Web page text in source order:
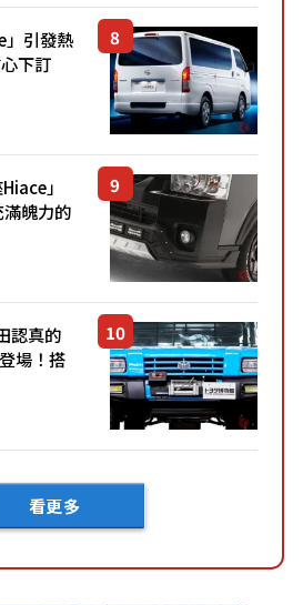
引發熱
下訂
最
」
魄力的
「豪華
認真的
場！搭
輪轉
看更多